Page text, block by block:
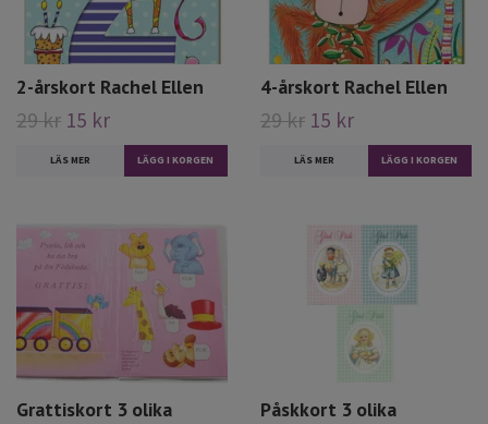
2-årskort Rachel Ellen
29 kr 15 kr
LÄS MER
4-årskort Rachel Ellen
29 kr 15 kr
LÄS MER
Grattiskort 3 olika Påskkort 3 olika